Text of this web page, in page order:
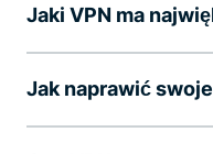
Jaki VPN ma
Jak naprawić